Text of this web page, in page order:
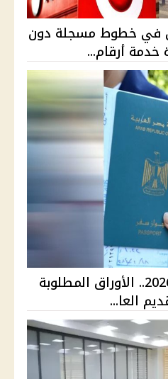
في خطوط مسجلة دون
خدمة أرقام...
استخراج جواز السفر 2026.. الأوراق المطلوبة
العا...